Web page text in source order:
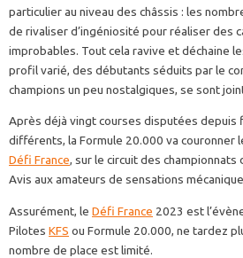
particulier au niveau des châssis : les
de rivaliser d’ingéniosité pour réaliser des
improbables. Tout cela ravive et déchaine
profil varié, des débutants séduits par le
champions un peu nostalgiques, se sont
Après déjà vingt courses disputées depuis
différents, la Formule 20.000 va couronner
Défi France, sur le circuit des
Avis aux amateurs de sensations
Assurément, le Défi France 2023 est
Pilotes KFS ou Formule 20.000, ne tardez
nombre de place est limité.